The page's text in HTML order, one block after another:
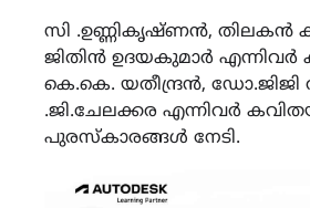
സി .ഉണ്ണികൃഷ്ണൻ, തിലകൻ
ജിതിൻ ഉദയകുമാർ എന്നിവർ
കെ.കെ. യതീന്ദ്രൻ, ഡോ.ജിജി
.ജി.ചേലക്കര എന്നിവർ
പുരസ്കാരങ്ങൾ നേടി.